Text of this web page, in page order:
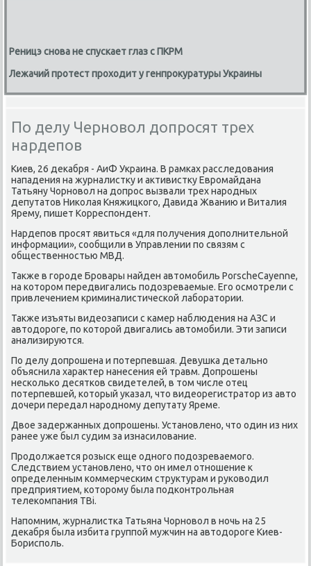
Реницэ снова не спускает глаз с ПКРМ
Лежачий протест проходит у генпрокуратуры Украины
По делу Черновол допросят трех
нардепов
Киев, 26 декабря - АиФ Украина. В рамках расследования
нападения на журналистку и активистку Евромайдана
Татьяну Чорновол на допрос вызвали трех народных
депутатов Николая Княжицкого, Давида Жванию и Виталия
Ярему, пишет Корреспондент.
Нардепов просят явиться «для получения дополнительной
информации», сообщили в Управлении по связям с
общественностью МВД.
Также в городе Бровары найден автомобиль PorscheCayenne,
на котором передвигались подозреваемые. Его осмотрели с
привлечением криминалистической лаборатории.
Также изъяты видеозаписи с камер наблюдения на АЗС и
автодороге, по которой двигались автомобили. Эти записи
анализируются.
По делу допрошена и потерпевшая. Девушка детально
объяснила характер нанесения ей травм. Допрошены
несколько десятков свидетелей, в том числе отец
потерпевшей, который указал, что видеорегистратор из авто
дочери передал народному депутату Яреме.
Двое задержанных допрошены. Установлено, что один из них
ранее уже был судим за изнасилование.
Продолжается розыск еще одного подозреваемого.
Следствием установлено, что он имел отношение к
определенным коммерческим структурам и руководил
предприятием, которому была подконтрольная
телекомпания ТВi.
Напомним, журналистка Татьяна Чорновол в ночь на 25
декабря была избита группой мужчин на автодороге Киев-
Борисполь.